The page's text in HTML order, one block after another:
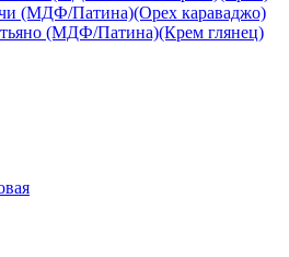
(МДФ/Патина)(Орех караваджо)
(МДФ/Патина)(Крем глянец)